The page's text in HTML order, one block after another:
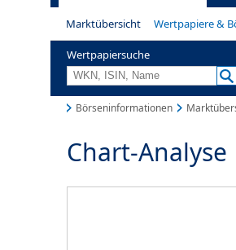
Marktübersicht Wertpapiere &
Wertpapiersuche
Börseninformationen
Chart-Analyse